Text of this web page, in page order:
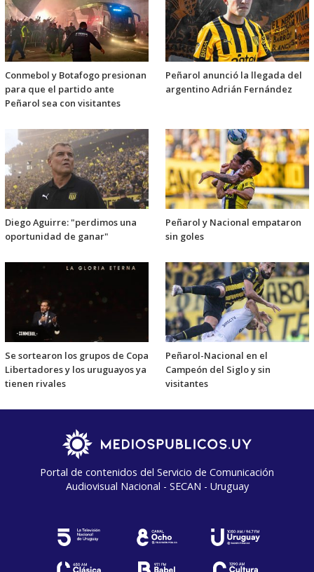
Conmebol y Botafogo presionan
para que el partido ante
Peñarol sea con visitantes
Peñarol anunció la llegada del
argentino Adrián Fernández
Diego Aguirre: "perdimos una
oportunidad de ganar"
Peñarol y Nacional empataron
sin goles
Se sortearon los grupos de Copa
Libertadores y los uruguayos ya
tienen rivales
Peñarol-Nacional en el
Campeón del Siglo y sin
visitantes
Portal de contenidos del Servicio de Comunicación
Audiovisual Nacional - SECAN - Uruguay